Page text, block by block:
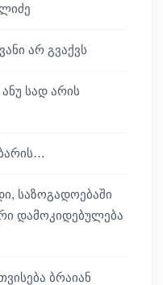
არ გვაქვს
ანუ სად არის
საზოგადოებაში
დამოკიდებულება
ბრაიან